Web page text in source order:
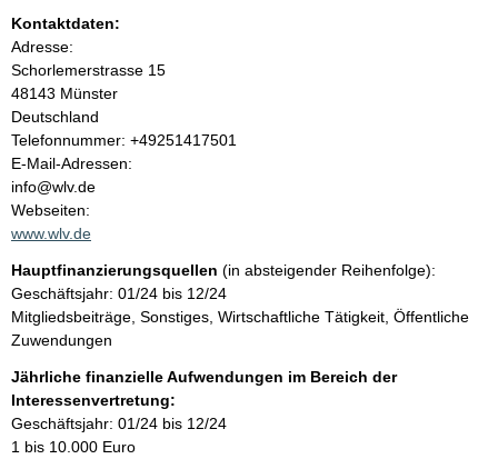
n
h
a
l
t
Kontaktdaten:
Adresse:
Schorlemerstrasse 15
48143 Münster
Deutschland
K
o
n
t
a
t
i
n
f
o
r
m
a
Telefonnummer: +49251417501
E-Mail-Adressen:
info@wlv.de
Webseiten:
www.wlv.de
Hauptfinanzierungsquellen (in absteigender Reihenfolge):
Geschäftsjahr: 01/24 bis 12/24
Mitgliedsbeiträge, Sonstiges, Wirtschaftliche Tätigkeit, Öffentliche
Zuwendungen
Jährliche finanzielle Aufwendungen im Bereich der
Interessenvertretung:
Geschäftsjahr: 01/24 bis 12/24
1 bis 10.000 Euro